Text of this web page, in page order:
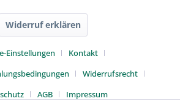
Widerruf erklären
Einstellungen
Kontakt
Widerrufsrecht
AGB Impressum